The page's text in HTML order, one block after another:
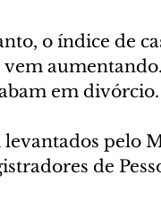
o índice de
em divórcio.
pelo
de